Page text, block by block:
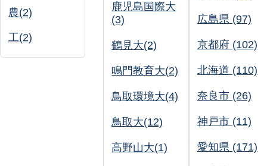
農(2)
工(2)
鹿児島国際大
(3)
鶴見大(2)
鳴門教育大(2)
鳥取環境大(4)
鳥取大(12)
高野山大(1)
広島県 (97)
京都府 (102)
北海道 (110)
奈良市 (26)
神戸市 (11)
愛知県 (171)